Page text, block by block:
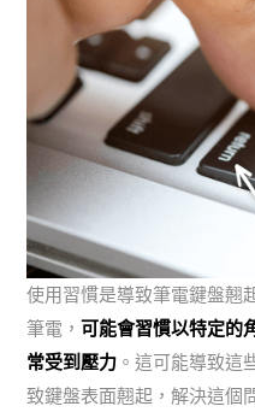
使用習慣是導致筆電鍵盤翹
筆電， 可能會習慣以特定的
常受到壓力 。這可能導致這
致鍵盤表面翹起，解決這個